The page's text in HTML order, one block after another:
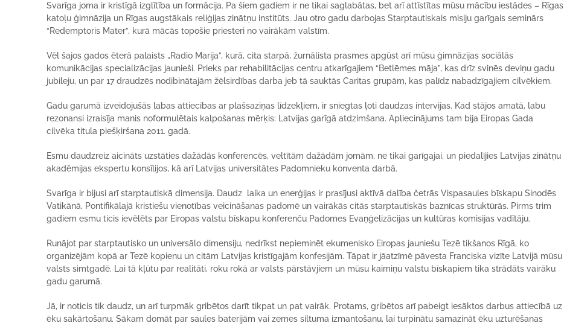
Svarīga joma ir kristīgā izglītība un formācija. Pa šiem gadiem ir ne tikai saglabātas, bet arī attīstītas mūsu mācību iestādes – Rīgas
katoļu ģimnāzija un Rīgas augstākais reliģijas zinātņu institūts. Jau otro gadu darbojas Starptautiskais misiju garīgais seminārs
“Redemptoris Mater”, kurā mācās topošie priesteri no vairākām valstīm.
Vēl šajos gados ēterā palaists „Radio Marija”, kurā, cita starpā, žurnālista prasmes apgūst arī mūsu ģimnāzijas sociālās
komunikācijas specializācijas jaunieši. Prieks par rehabilitācijas centru atkarīgajiem “Betlēmes māja”, kas drīz svinēs deviņu gadu
jubileju, un par 17 draudzēs nodibinātajām žēlsirdības darba jeb tā sauktās Caritas grupām, kas palīdz nabadzīgajiem cilvēkiem.
Gadu garumā izveidojušās labas attiecības ar plašsaziņas līdzekļiem, ir sniegtas ļoti daudzas intervijas. Kad stājos amatā, labu
rezonansi izraisīja manis noformulētais kalpošanas mērķis: Latvijas garīgā atdzimšana. Apliecinājums tam bija Eiropas Gada
cilvēka titula piešķiršana 2011. gadā.
Esmu daudzreiz aicināts uzstāties dažādās konferencēs, veltītām dažādām jomām, ne tikai garīgajai, un piedalījies Latvijas zinātņu
akadēmijas ekspertu konsīlijos, kā arī Latvijas universitātes Padomnieku konventa darbā.
Svarīga ir bijusi arī starptautiskā dimensija. Daudz laika un enerģijas ir prasījusi aktīvā dalība četrās Vispasaules bīskapu Sinodēs
Vatikānā, Pontifikālajā kristiešu vienotības veicināšanas padomē un vairākās citās starptautiskās baznīcas struktūrās. Pirms trim
gadiem esmu ticis ievēlēts par Eiropas valstu bīskapu konferenču Padomes Evaņģelizācijas un kultūras komisijas vadītāju.
Runājot par starptautisko un universālo dimensiju, nedrīkst nepieminēt ekumenisko Eiropas jauniešu Tezē tikšanos Rīgā, ko
organizējām kopā ar Tezē kopienu un citām Latvijas kristīgajām konfesijām. Tāpat ir jāatzīmē pāvesta Franciska vizīte Latvijā mūsu
valsts simtgadē. Lai tā kļūtu par realitāti, roku rokā ar valsts pārstāvjiem un mūsu kaimiņu valstu bīskapiem tika strādāts vairāku
gadu garumā.
Jā, ir noticis tik daudz, un arī turpmāk gribētos darīt tikpat un pat vairāk. Protams, gribētos arī pabeigt iesāktos darbus attiecībā uz
ēku sakārtošanu. Sākam domāt par saules baterijām vai zemes siltuma izmantošanu, lai turpinātu samazināt ēku uzturēšanas